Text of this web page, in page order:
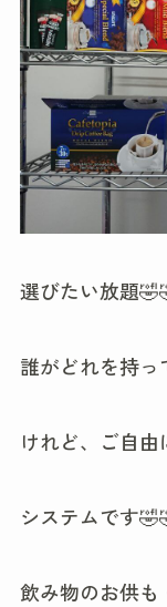
選びたい放題
誰がどれを持っ
けれど、ご自由
システムです
飲み物のお供も